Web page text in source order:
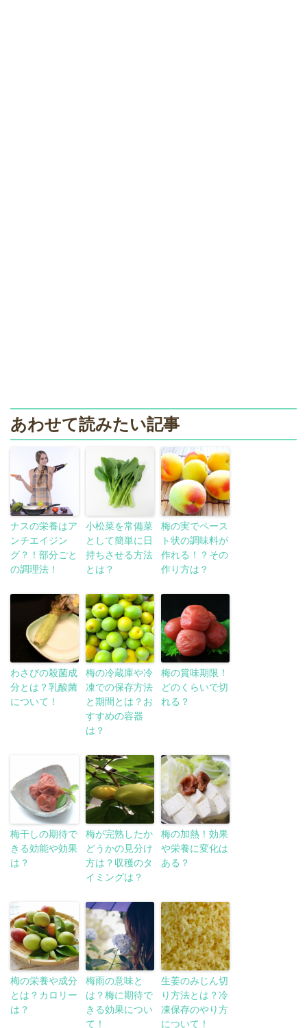
あわせて読みたい記事
ナスの栄養はア
ンチエイジン
グ？！部分ごと
の調理法！
小松菜を常備菜
として簡単に日
持ちさせる方法
とは？
梅の実でペース
ト状の調味料が
作れる！？その
作り方は？
わさびの殺菌成
分とは？乳酸菌
について！
梅の冷蔵庫や冷
凍での保存方法
と期間とは？お
すすめの容器
は？
梅の賞味期限！
どのくらいで切
れる？
梅干しの期待で
きる効能や効果
は？
梅が完熟したか
どうかの見分け
方は？収穫のタ
イミングは？
梅の加熱！効果
や栄養に変化は
ある？
梅の栄養や成分
とは？カロリー
は？
梅雨の意味と
は？梅に期待で
きる効果につい
て！
生姜のみじん切
り方法とは？冷
凍保存のやり方
について！